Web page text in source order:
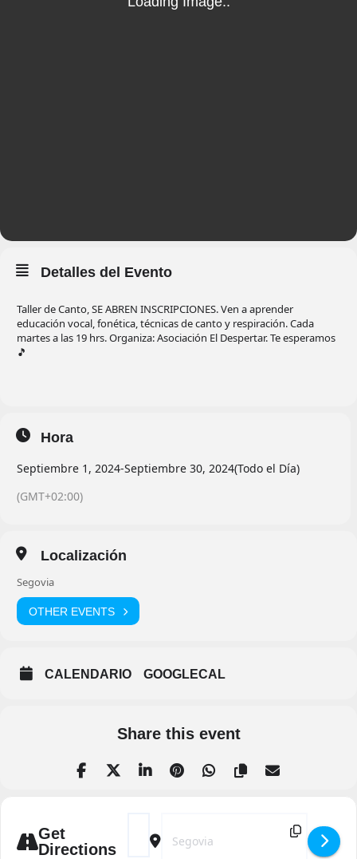
Detalles del Evento
Taller de Canto, SE ABREN INSCRIPCIONES. Ven a aprender
educación vocal, fonética, técnicas de canto y respiración. Cada
martes a las 19 hrs. Organiza: Asociación El Despertar. Te esperamos
🎵
Hora
Septiembre 1, 2024-Septiembre 30, 2024(Todo el Día)
(GMT+02:00)
Localización
Segovia
OTHER EVENTS
CALENDARIO GOOGLECAL
Share this event
Get
Directions
Address - Taller de Canto [AyMXosDoq]
Destination Address - Taller de